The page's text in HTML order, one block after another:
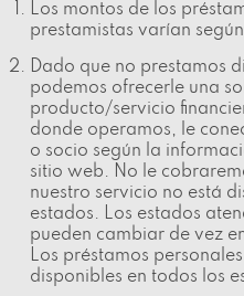
Los montos de los
prestamistas varían
Dado que no prestamos
podemos ofrecerle una
producto/servicio
donde operamos, le
o socio según la
sitio web. No le
nuestro servicio no está
estados. Los estados
pueden cambiar de vez
Los préstamos
disponibles en todos los